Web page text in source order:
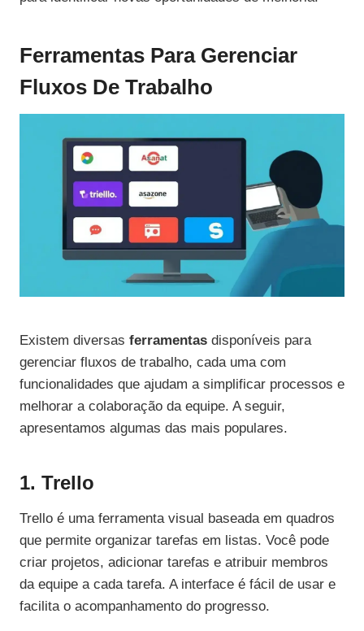
Ferramentas Para Gerenciar
Fluxos De Trabalho
Existem diversas ferramentas disponíveis para
gerenciar fluxos de trabalho, cada uma com
funcionalidades que ajudam a simplificar processos e
melhorar a colaboração da equipe. A seguir,
apresentamos algumas das mais populares.
1. Trello
Trello é uma ferramenta visual baseada em quadros
que permite organizar tarefas em listas. Você pode
criar projetos, adicionar tarefas e atribuir membros
da equipe a cada tarefa. A interface é fácil de usar e
facilita o acompanhamento do progresso.